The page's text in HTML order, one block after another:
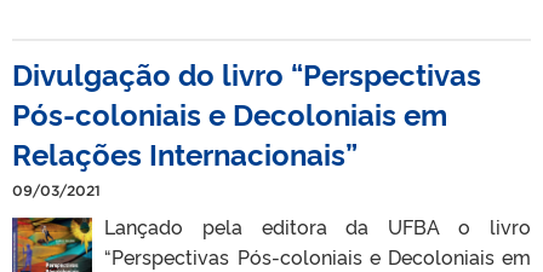
Divulgação do livro “Perspectivas
Pós-coloniais e Decoloniais em
Relações Internacionais”
09/03/2021
Lançado pela editora da UFBA o livro
“Perspectivas Pós-coloniais e Decoloniais em